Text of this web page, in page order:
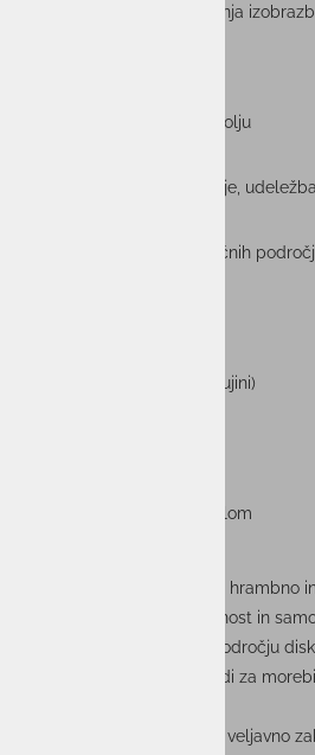
zaželena VI. ali VII. stopnja
in tehnološko naprednem okolju
izobraževanje, certificiranje,
IT-strokovnjaki na različnih
na večjih projektih (tudi v tujini)
poskusnim delom
res učinkovito in varno hrambno
ekipo, ki ceni strokovnost in
znanj in izkušenj na področju
kjer smo ti na voljo tudi za
zaupno in v skladu z veljavno